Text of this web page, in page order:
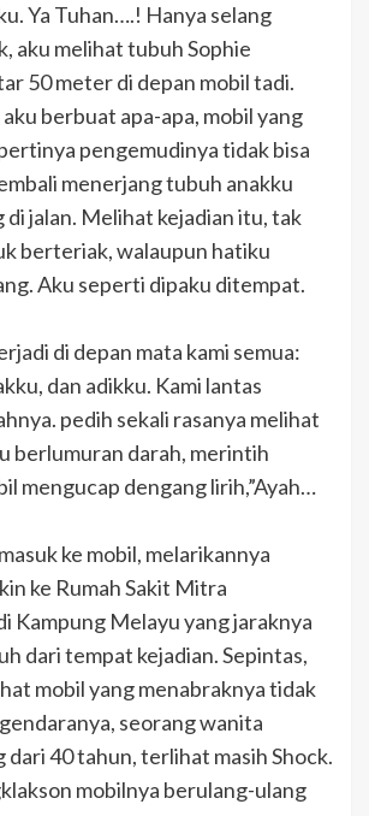
Ya Tuhan….! Hanya selang
aku melihat tubuh Sophie
50 meter di depan mobil tadi.
berbuat apa-apa, mobil yang
pengemudinya tidak bisa
menerjang tubuh anakku
jalan. Melihat kejadian itu, tak
berteriak, walaupun hatiku
Aku seperti dipaku ditempat.
di depan mata kami semua:
dan adikku. Kami lantas
pedih sekali rasanya melihat
berlumuran darah, merintih
mengucap dengang lirih,”Ayah…
ke mobil, melarikannya
ke Rumah Sakit Mitra
Kampung Melayu yang jaraknya
dari tempat kejadian. Sepintas,
mobil yang menabraknya tidak
seorang wanita
dari 40 tahun, terlihat masih Shock.
mobilnya berulang-ulang